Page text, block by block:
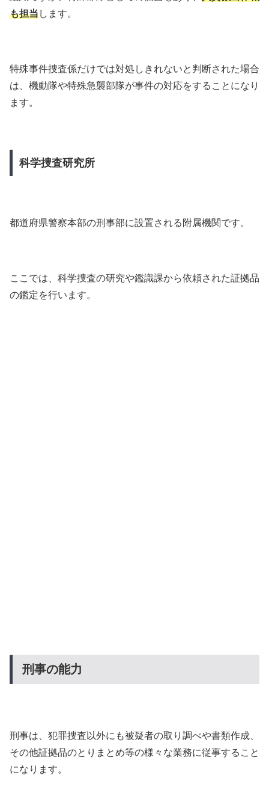
も担当します。
特殊事件捜査係だけでは対処しきれないと判断された場合
は、機動隊や特殊急襲部隊が事件の対応をすることになり
ます。
科学捜査研究所
都道府県警察本部の刑事部に設置される附属機関です。
ここでは、科学捜査の研究や鑑識課から依頼された証拠品
の鑑定を行います。
刑事の能力
刑事は、犯罪捜査以外にも被疑者の取り調べや書類作成、
その他証拠品のとりまとめ等の様々な業務に従事すること
になります。